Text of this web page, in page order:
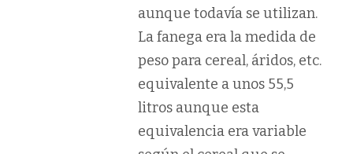
aunque todavía se utilizan.
La fanega era la medida de
peso para cereal, áridos, etc.
equivalente a unos 55,5
litros aunque esta
equivalencia era variable